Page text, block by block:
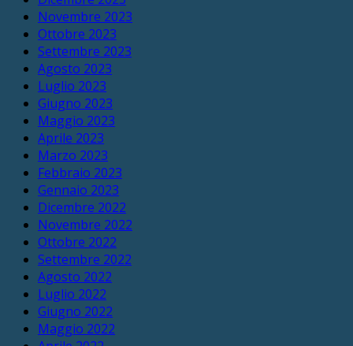
Novembre 2023
Ottobre 2023
Settembre 2023
Agosto 2023
Luglio 2023
Giugno 2023
Maggio 2023
Aprile 2023
Marzo 2023
Febbraio 2023
Gennaio 2023
Dicembre 2022
Novembre 2022
Ottobre 2022
Settembre 2022
Agosto 2022
Luglio 2022
Giugno 2022
Maggio 2022